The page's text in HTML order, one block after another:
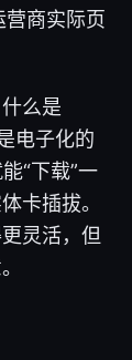
商实际页
么是
电子化的
“下载”一
卡插拔。
灵活，但